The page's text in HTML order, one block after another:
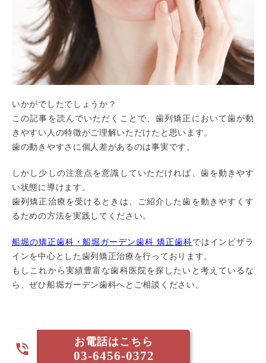
いかがでしたでしょうか？
この記事を読んでいただくことで、歯列矯正において歯が動
きやすい人の特徴がご理解いただけたと思います。
歯の動きやすさに個人差があるのは事実です。
しかし少しの注意点を意識していただければ、歯を動きやす
い状態に導けます。
歯列矯正治療を受けるときは、ご紹介した歯を動きやすくす
るための方法を実践してください。
船堀の矯正歯科・船堀ガーデン歯科 矯正歯科ではインビザラ
インを中心とした歯列矯正治療を行っております。
もしこれから実績豊富な歯科医院を探したいと考えているな
ら、ぜひ船堀ガーデン歯科へとご相談ください。
 お電話はこちら
03-6456-0372